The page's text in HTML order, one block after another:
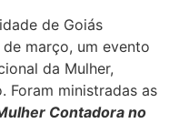
de Goiás
março, um evento
da Mulher,
Foram ministradas as
Contadora no